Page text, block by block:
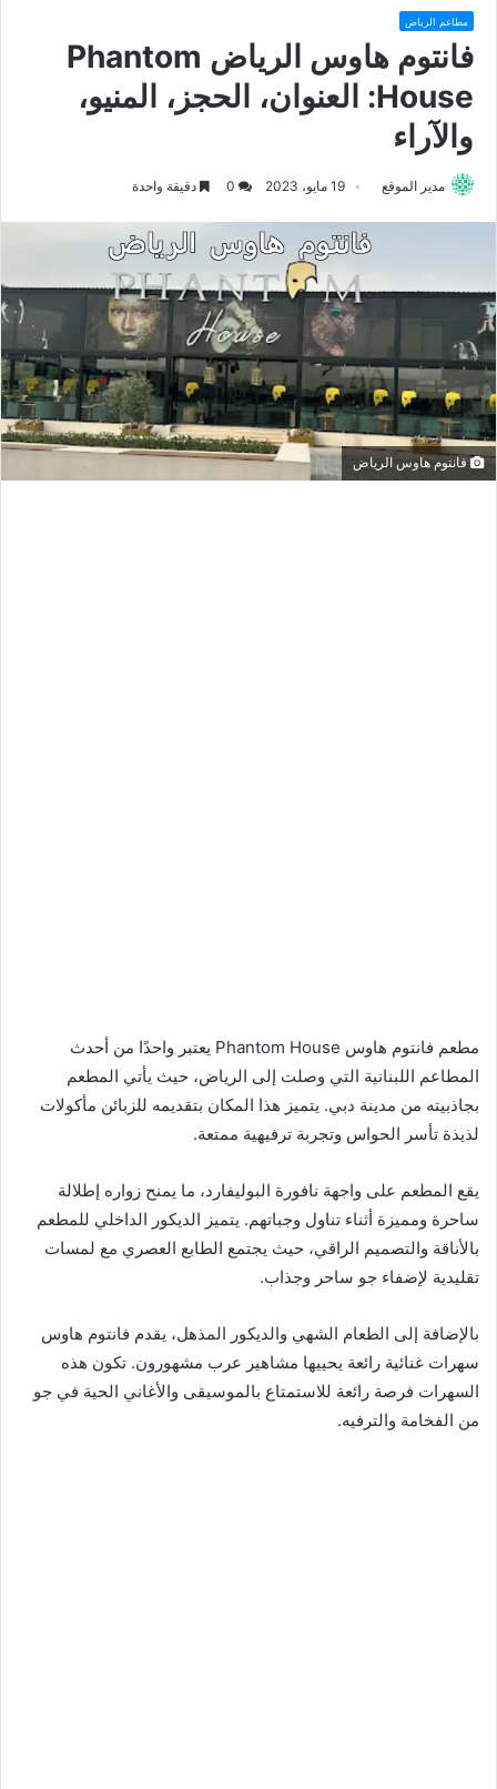
مطاعم الرياض
فانتوم هاوس الرياض Phantom
House: العنوان، الحجز، المنيو،
والآراء
مدير الموقع 19 مايو، 2023 دقيقة واحدة
فانتوم هاوس الرياض
مطعم فانتوم هاوس Phantom House يعتبر واحدًا من أحدث
المطاعم اللبنانية التي وصلت إلى الرياض، حيث يأتي المطعم
بجاذبيته من مدينة دبي. يتميز هذا المكان بتقديمه للزبائن مأكولات
لذيذة تأسر الحواس وتجربة ترفيهية ممتعة.
يقع المطعم على واجهة نافورة البوليفارد، ما يمنح زواره إطلالة
ساحرة ومميزة أثناء تناول وجباتهم. يتميز الديكور الداخلي للمطعم
بالأناقة والتصميم الراقي، حيث يجتمع الطابع العصري مع لمسات
تقليدية لإضفاء جو ساحر وجذاب.
بالإضافة إلى الطعام الشهي والديكور المذهل، يقدم فانتوم هاوس
سهرات غنائية رائعة يحييها مشاهير عرب مشهورون. تكون هذه
السهرات فرصة رائعة للاستمتاع بالموسيقى والأغاني الحية في جو
من الفخامة والترفيه.